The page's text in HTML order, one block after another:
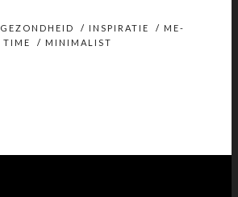
GEZONDHEID / INSPIRATIE / ME-
TIME
/ MINIMALIST